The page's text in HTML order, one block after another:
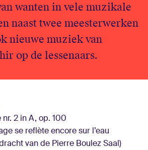
wanten in vele muzikale
naast twee meesterwerken
nieuwe muziek van
op de lessenaars.
nr. 2 in A, op. 100
se reflète encore sur l’eau
van de Pierre Boulez Saal)